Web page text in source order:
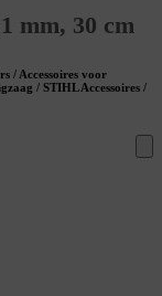
mm, 30 cm
/ Accessoires voor
/ STIHL Accessoires /